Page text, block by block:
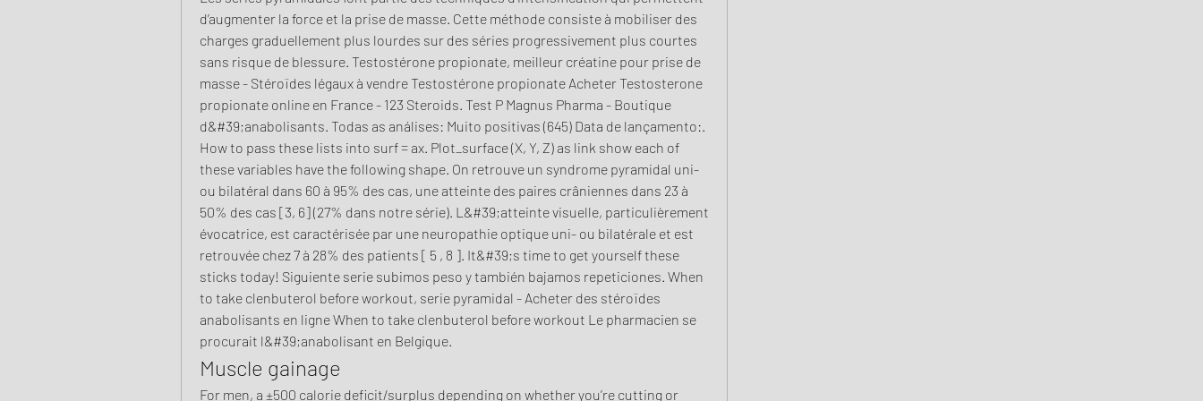
d’augmenter la force et la prise de masse. Cette méthode consiste à mobiliser des
charges graduellement plus lourdes sur des séries progressivement plus courtes
sans risque de blessure. Testostérone propionate, meilleur créatine pour prise de
masse - Stéroïdes légaux à vendre Testostérone propionate Acheter Testosterone
propionate online en France - 123 Steroids. Test P Magnus Pharma - Boutique
d&#39;anabolisants. Todas as análises: Muito positivas (645) Data de lançamento:.
How to pass these lists into surf = ax. Plot_surface (X, Y, Z) as link show each of
these variables have the following shape. On retrouve un syndrome pyramidal uni-
ou bilatéral dans 60 à 95% des cas, une atteinte des paires crâniennes dans 23 à
50% des cas [3, 6] (27% dans notre série). L&#39;atteinte visuelle, particulièrement
évocatrice, est caractérisée par une neuropathie optique uni- ou bilatérale et est
retrouvée chez 7 à 28% des patients [ 5 , 8 ]. It&#39;s time to get yourself these
sticks today! Siguiente serie subimos peso y también bajamos repeticiones. When
to take clenbuterol before workout, serie pyramidal - Acheter des stéroïdes
anabolisants en ligne When to take clenbuterol before workout Le pharmacien se
procurait l&#39;anabolisant en Belgique.
Muscle gainage
For men, a ±500 calorie deficit/surplus depending on whether you’re cutting or